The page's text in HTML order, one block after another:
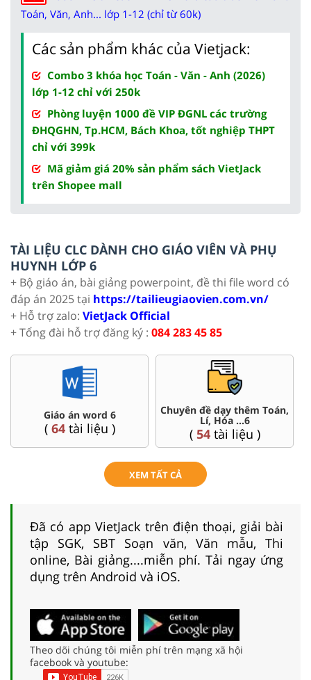
Toán, Văn, Anh... lớp 1-12 (chỉ từ 60k)
Các sản phẩm khác của Vietjack:
Combo 3 khóa học Toán - Văn - Anh (2026)
lớp 1-12 chỉ với 250k
Phòng luyện 1000 đề VIP ĐGNL các trường
ĐHQGHN, Tp.HCM, Bách Khoa, tốt nghiệp THPT
chỉ với 399k
Mã giảm giá 20% sản phẩm sách VietJack
trên Shopee mall
TÀI LIỆU CLC DÀNH CHO GIÁO VIÊN VÀ PHỤ
HUYNH LỚP 6
+ Bộ giáo án, bài giảng powerpoint, đề thi file word có
đáp án 2025 tại https://tailieugiaovien.com.vn/
+ Hỗ trợ zalo: VietJack Official
+ Tổng đài hỗ trợ đăng ký : 084 283 45 85
Giáo án word 6
64 tài liệu )
Chuyên đề dạy thêm Toán,
Lí, Hóa ...6
54 tài liệu )
XEM TẤT CẢ
Đã có app VietJack trên điện thoại, giải bài
tập SGK, SBT Soạn văn, Văn mẫu, Thi
online, Bài giảng....miễn phí. Tải ngay ứng
dụng trên Android và iOS.
Theo dõi chúng tôi miễn phí trên mạng xã hội
facebook và youtube: